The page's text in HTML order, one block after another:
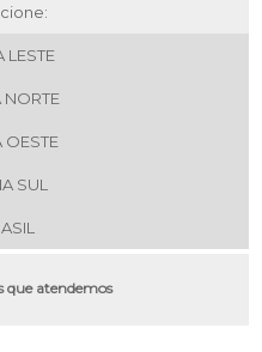
LESTE
OESTE
SUL
que atendemos